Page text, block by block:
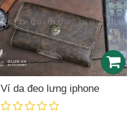
Ví da đeo lưng iphone